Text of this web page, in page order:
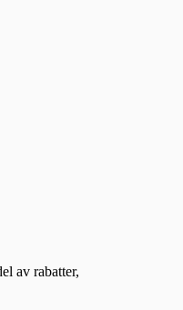
av rabatter,